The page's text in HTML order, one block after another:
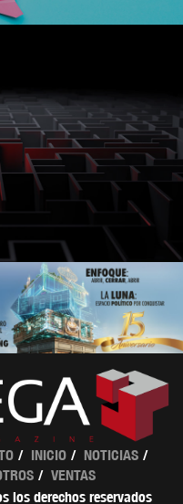
INICIO
NOTICIAS
VENTAS
los derechos reservados